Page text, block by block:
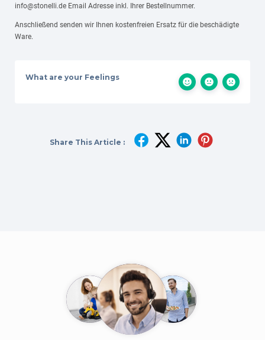
info@stonelli.de Email Adresse inkl. Ihrer Bestellnummer.
Anschließend senden wir Ihnen kostenfreien Ersatz für die beschädigte
Ware.
What are your Feelings
Share This Article :